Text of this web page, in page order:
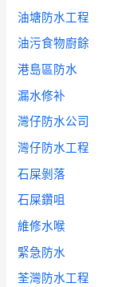
油塘防水工程
油污食物廚餘
港島區防水
漏水修补
灣仔防水公司
灣仔防水工程
石屎剝落
石屎鑽咀
維修水喉
緊急防水
荃灣防水工程